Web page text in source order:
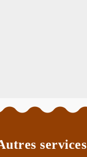
services